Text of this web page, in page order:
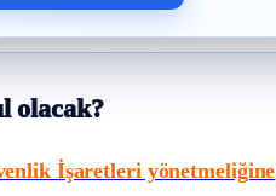
olacak?
İşaretleri yönetmeliğine